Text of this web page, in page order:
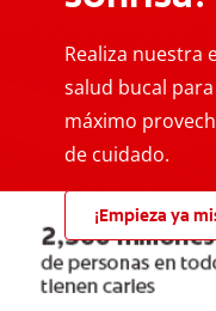
Realiza nuestra
salud bucal
máximo
de cuidado.
¡Empieza ya